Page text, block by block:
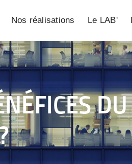
Nos réalisations Le LAB'
DU